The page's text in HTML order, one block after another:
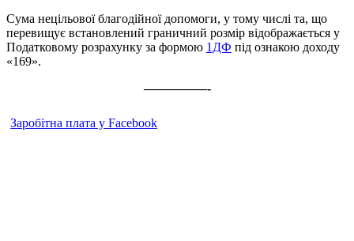
Сума нецільової благодійної допомоги, у тому числі та, що
перевищує встановлений граничний розмір відображається у
Податковому розрахунку за формою 1ДФ під ознакою доходу
«169».
—————-
Заробітна плата у Facebook